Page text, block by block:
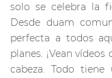
solo se celebra la
Desde duam
perfecta a todos
planes. ¡Vean vídeos
cabeza. Todo tiene